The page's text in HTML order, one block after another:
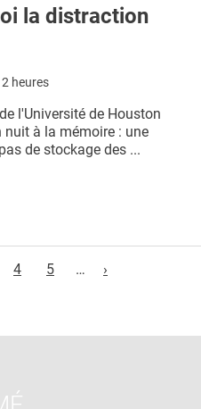
la distraction
heures
l'Université de Houston
à la mémoire : une
de stockage des ...
4 5 … ›